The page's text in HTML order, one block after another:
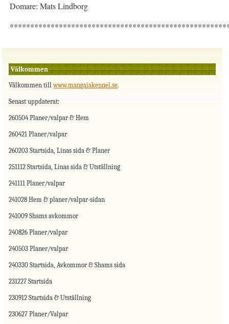
Domare: Mats Lindborg
Välkommen
Välkommen tillwww.mangaiakennel.se.
Senast uppdaterat:
260504 Planer/valpar & Hem
260421 Planer/valpar
260203 Startsida, Linas sida & Planer
251112 Startsida, Linas sida & Utställning
241111 Planer/valpar
241028 Hem & planer/valpar-sidan
241009 Shams avkommor
240826 Planer/valpar
240503 Planer/valpar
240330 Startsida, Avkommor & Shams sida
231227 Startsida
230912 Startsida & Utställning
230627 Planer/Valpar